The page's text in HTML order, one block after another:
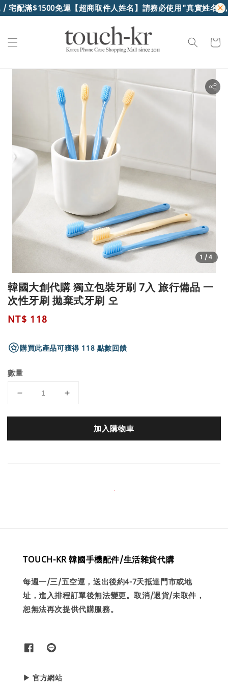
宅配滿$1500免運【超商取件人姓名】請務必使用"真實姓名"
1 /4
韓國大創代購 獨立包裝牙刷 7入 旅行備品 一
次性牙刷 拋棄式牙刷 오
Regular
NT$ 118
購買此產品可獲得 118 點數回饋
數量
加入購物車
TOUCH-KR 韓國手機配件/生活雜貨代購
每週一/三/五空運，送出後約4-7天抵達門市或地
址，進入排程訂單後無法變更。取消/退貨/未取件，
恕無法再次提供代購服務。
▶ 官方網站